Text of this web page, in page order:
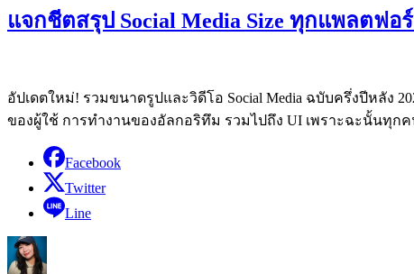
แจกชีตสรุป Social Media Size ทุกแพลตฟ
อัปเดตใหม่! รวมขนาดรูปและวิดีโอ Social Media ฉบับครึ่งปีหลัง
ของผู้ใช้ การทำงานของอัลกอริทึม รวมไปถึง UI เพราะฉะนั้นทุกค
Facebook
Twitter
Line